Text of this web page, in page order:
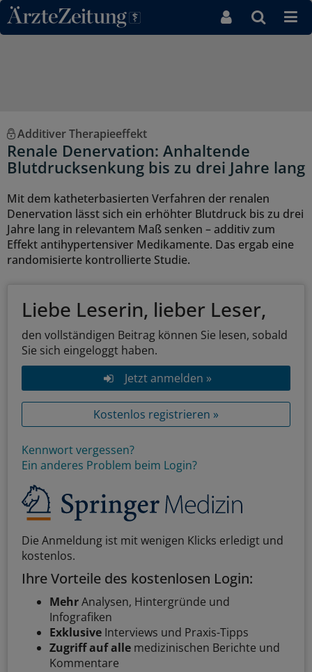
Direkt zum Inhaltsbereich
Additiver Therapieeffekt
Renale Denervation: Anhaltende
Blutdrucksenkung bis zu drei Jahre lang
Mit dem katheterbasierten Verfahren der renalen
Denervation lässt sich ein erhöhter Blutdruck bis zu drei
Jahre lang in relevantem Maß senken – additiv zum
Effekt antihypertensiver Medikamente. Das ergab eine
randomisierte kontrollierte Studie.
Liebe Leserin, lieber Leser,
den vollständigen Beitrag können Sie lesen, sobald
Sie sich eingeloggt haben.
Jetzt anmelden »
Kostenlos registrieren »
Kennwort vergessen?
Ein anderes Problem beim Login?
Die Anmeldung ist mit wenigen Klicks erledigt und
kostenlos.
Ihre Vorteile des kostenlosen Login:
MehrAnalysen, Hintergründe und
Infografiken
Exklusive Interviews und Praxis-Tipps
Zugriff auf alle medizinischen Berichte und
Kommentare